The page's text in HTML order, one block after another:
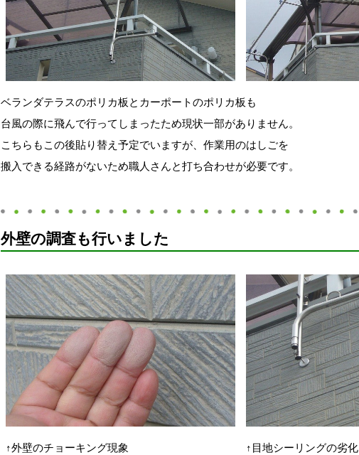
ベランダテラスのポリカ板とカーポートのポリカ板も
台風の際に飛んで行ってしまったため現状一部がありません。
こちらもこの後貼り替え予定でいますが、作業用のはしごを
搬入できる経路がないため職人さんと打ち合わせが必要です。
外壁の調査も行いました
↑外壁のチョーキング現象
↑目地シーリングの劣化